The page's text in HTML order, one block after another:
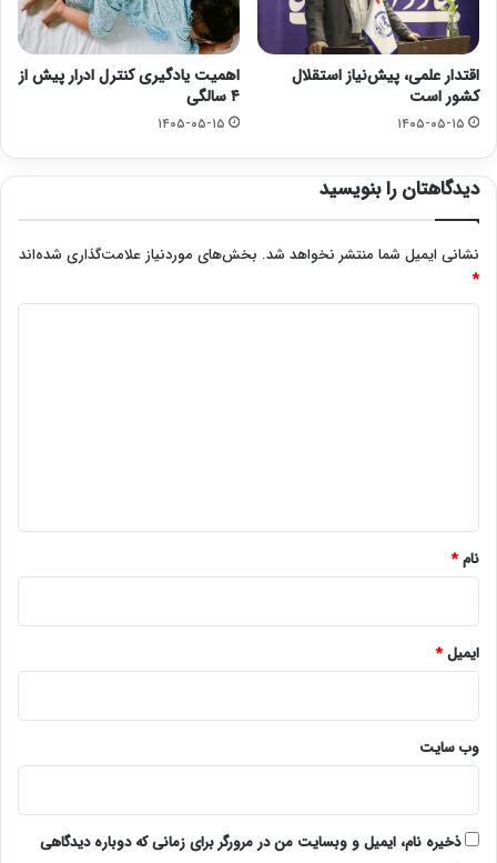
اقتدار علمی، پیش‌نیاز استقلال
کشور است
۱۴۰۵-۰۵-۱۵
اهمیت یادگیری کنترل ادرار پیش از
۴ سالگی
۱۴۰۵-۰۵-۱۵
دیدگاهتان را بنویسید
نشانی ایمیل شما منتشر نخواهد شد. بخش‌های موردنیاز علامت‌گذاری شده‌اند
*
نام*
ایمیل*
وب‌ سایت
ذخیره نام، ایمیل و وبسایت من در مرورگر برای زمانی که دوباره دیدگاهی